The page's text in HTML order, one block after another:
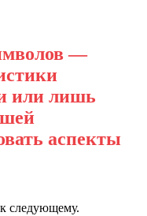
—
или лишь
аспекты
следующему.